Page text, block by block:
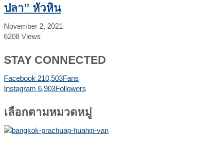
ปลา” หัวหิน
November 2, 2021
6208 Views
STAY CONNECTED
Facebook 210,503Fans
Instagram 6,903Followers
เลือกตามหมวดหมู่